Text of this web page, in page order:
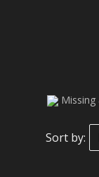
Missing
Sort by: